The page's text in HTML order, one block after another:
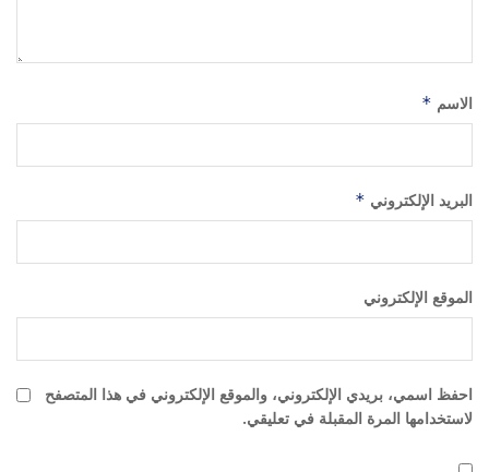
الاسم *
البريد الإلكتروني *
الموقع الإلكتروني
احفظ اسمي، بريدي الإلكتروني، والموقع الإلكتروني في هذا المتصفح
لاستخدامها المرة المقبلة في تعليقي.